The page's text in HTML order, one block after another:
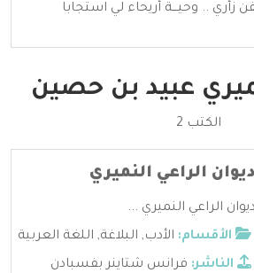
زَأري .. وحيـــة أريحاء لي استجابا
عبيد بن حصين
الكتب 2
ديوان الراعي النميري
ديوان الراعي النميري ...
الأقسام: الأدب, البلاغة, اللغة العربية
الناشر: فرانس شتاينر بفسبادن